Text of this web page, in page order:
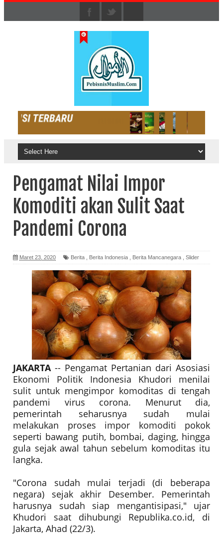
Pengamat Nilai Impor
Komoditi akan Sulit Saat
Pandemi Corona
Maret 23, 2020 Berita Berita Indonesia Berita Mancanegara Slider
JAKARTA-- Pengamat Pertanian dari Asosiasi
Ekonomi Politik Indonesia Khudori menilai
sulit untuk mengimpor komoditas di tengah
pandemi virus corona. Menurut dia,
pemerintah seharusnya sudah mulai
melakukan proses impor komoditi pokok
seperti bawang putih, bombai, daging, hingga
gula sejak awal tahun sebelum komoditas itu
langka.
"Corona sudah mulai terjadi (di beberapa
negara) sejak akhir Desember. Pemerintah
harusnya sudah siap mengantisipasi," ujar
Khudori saat dihubungi Republika.co.id, di
Jakarta, Ahad (22/3).